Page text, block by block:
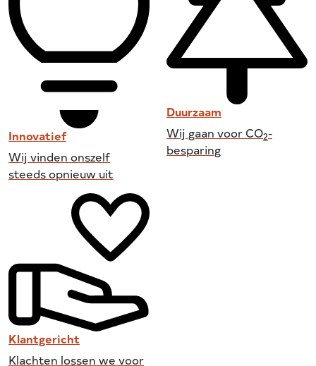
Innovatief
Wij vinden onszelf
steeds opnieuw uit
Duurzaam
Wij gaan voor CO2-
besparing
Klantgericht
Klachten lossen we voor